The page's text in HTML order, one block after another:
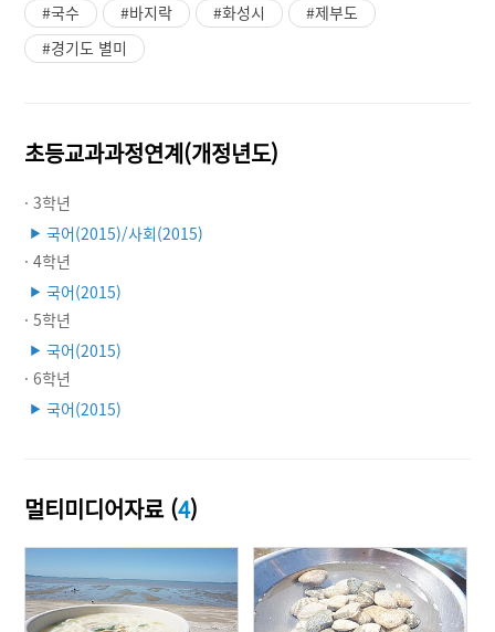
#국수 #바지락 #화성시
#제부도
#경기도 별미
초등교과과정연계(개정년도)
· 3학년
▶ 국어(2015)/사회(2015)
· 4학년
▶ 국어(2015)
· 5학년
▶ 국어(2015)
· 6학년
▶ 국어(2015)
멀티미디어자료 (4)